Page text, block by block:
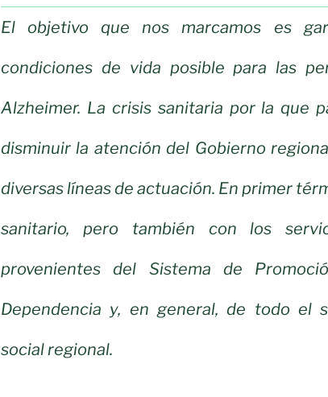
El objetivo que nos marcamos es
condiciones de vida posible para las
Alzheimer. La crisis sanitaria por la que
disminuir la atención del Gobierno
diversas líneas de actuación. En primer
sanitario, pero también con los
provenientes del Sistema de
Dependencia y, en general, de todo el
social regional.